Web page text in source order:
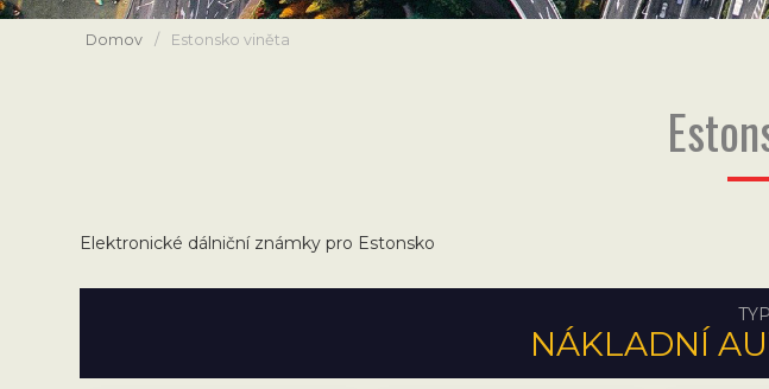
Domov / Estonsko viněta
Elektronické dálniční známky pro Estonsko
NÁKLADNÍ